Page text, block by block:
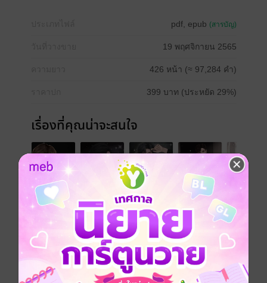
pdf, epub (สารบัญ)
19 พฤศจิกายน 2565
426 หน้า (≈ 97,284 คำ)
399 บาท (ประหยัด 29%)
เรื่องที่คุณน่าจะสนใจ
เขียนรีวิวและให้เรตติ้ง